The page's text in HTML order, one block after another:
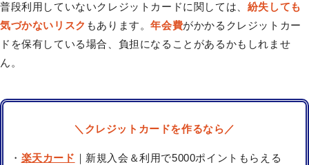
普段利用していないクレジットカードに関しては、 紛失しても
気づかないリスク もあります。年会費がかかるクレジットカー
ドを保有している場合、負担になることがあるかもしれませ
ん。
＼クレジットカードを作るなら／
・ 楽天カード ｜新規入会＆利用で5000ポイントもらえる